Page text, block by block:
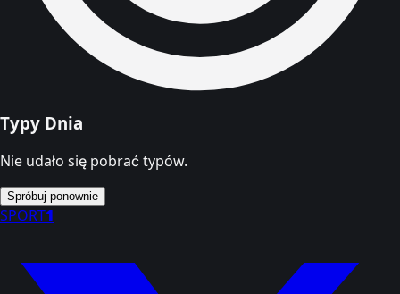
Typy Dnia
Nie udało się pobrać typów.
Spróbuj ponownie
SPORT1